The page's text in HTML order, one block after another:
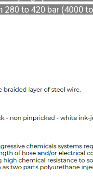
280 to 420 bar (4000